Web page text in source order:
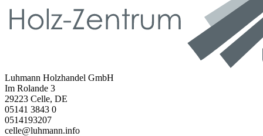
Luhmann Holzhandel GmbH
Im Rolande 3
29223 Celle, DE
05141 3843 0
0514193207
celle@luhmann.info